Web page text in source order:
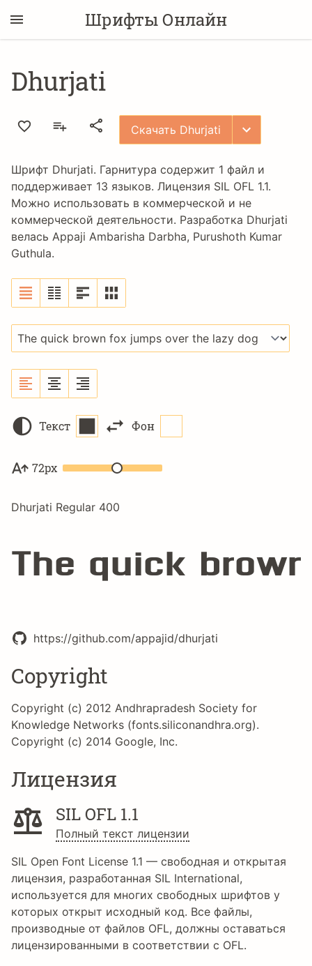
Шрифты Онлайн
Dhurjati
Скачать Dhurjati
Шрифт Dhurjati. Гарнитура содержит 1 файл и
поддерживает 13 языков. Лицензия SIL OFL 1.1.
Можно использовать в коммерческой и не
коммерческой деятельности. Разработка Dhurjati
велась Appaji Ambarisha Darbha, Purushoth Kumar
Guthula.
Текст Фон
72px
Dhurjati Regular 400
The quick
https://github.com/appajid/dhurjati
Copyright
Copyright (c) 2012 Andhrapradesh Society for
Knowledge Networks (fonts.siliconandhra.org).
Copyright (c) 2014 Google, Inc.
Лицензия
SIL OFL 1.1
Полный текст лицензии
SIL Open Font License 1.1 — свободная и открытая
лицензия, разработанная SIL International,
используется для многих свободных шрифтов у
которых открыт исходный код. Все файлы,
производные от файлов OFL, должны оставаться
лицензированными в соответствии с OFL.